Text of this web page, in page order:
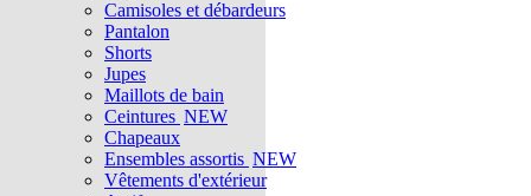
Camisoles et débardeurs
Pantalon
Shorts
Jupes
Maillots de bain
Ceintures NEW
Chapeaux
Ensembles assortis NEW
Vêtements d'extérieur